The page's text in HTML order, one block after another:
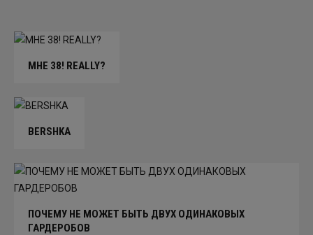
МНЕ 38! REALLY?
BERSHKA
ПОЧЕМУ НЕ МОЖЕТ БЫТЬ ДВУХ ОДИНАКОВЫХ
ГАРДЕРОБОВ